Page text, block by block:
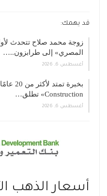
قد يهمك:
زوجة محمد صلاح تتحدث
المصري» إلى طرابزون..…
أغسطس 6, 2026
Construction» تطلق…
أغسطس 6, 2026
أسعار الذهب